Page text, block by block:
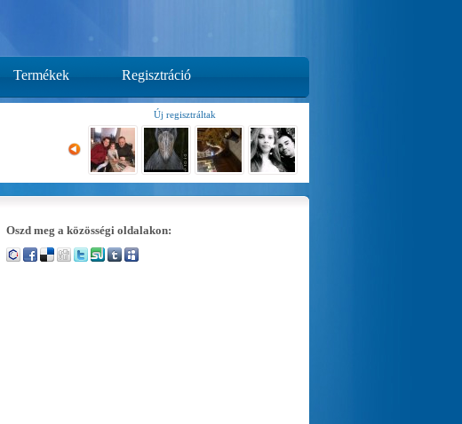
Új regisztráltak
Oszd meg a közösségi oldalakon:
Termékek Regisztráció